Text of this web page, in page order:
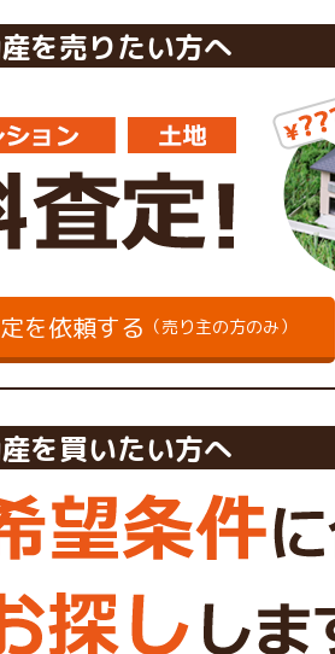
を売りたい方へ
を依頼する （売り主の方のみ）
を買いたい方へ